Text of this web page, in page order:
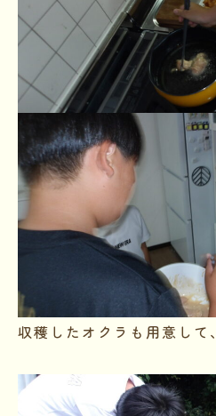
収穫したオクラも用意して、